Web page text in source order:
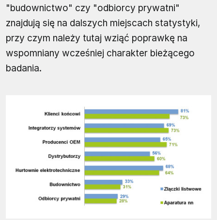
"budownictwo" czy "odbiorcy prywatni"
znajdują się na dalszych miejscach statystyki,
przy czym należy tutaj wziąć poprawkę na
wspomniany wcześniej charakter bieżącego
badania.